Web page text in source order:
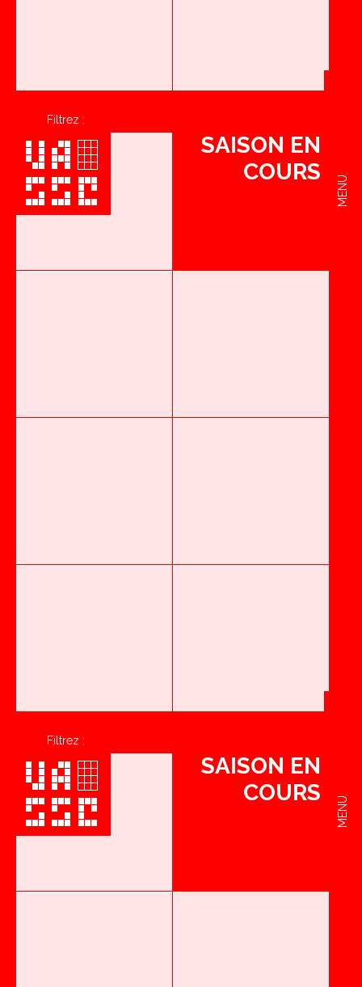
Filtrez :
MENU
SAISON EN
COURS
Filtrez :
MENU
SAISON EN
COURS